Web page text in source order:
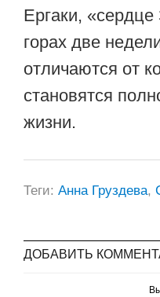
Ергаки,
горах две
отличаются от
становятся
жизни.
Теги: Анна Груздева,
ДОБАВИТЬ